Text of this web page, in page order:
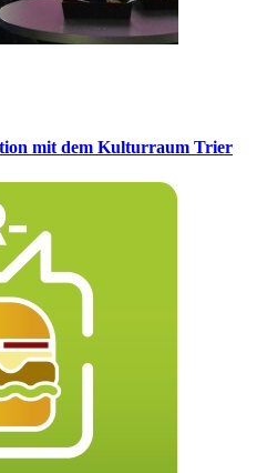
mit dem Kulturraum Trier